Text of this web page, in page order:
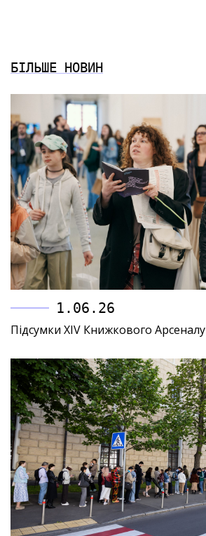
БІЛЬШЕ НОВИН
1.06.26
Підсумки XIV Книжкового Арсеналу